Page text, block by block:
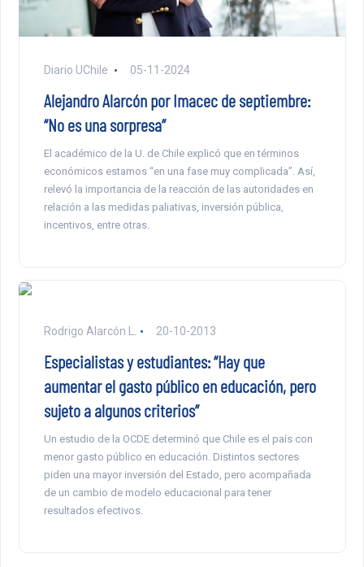
Diario UChile 05-11-2024
Alejandro Alarcón por Imacec de septiembre:
“No es una sorpresa”
El académico de la U. de Chile explicó que en términos
económicos estamos “en una fase muy complicada”. Así,
relevó la importancia de la reacción de las autoridades en
relación a las medidas paliativas, inversión pública,
incentivos, entre otras.
Rodrigo Alarcón L. 20-10-2013
Especialistas y estudiantes: “Hay que
aumentar el gasto público en educación, pero
sujeto a algunos criterios”
Un estudio de la OCDE determinó que Chile es el país con
menor gasto público en educación. Distintos sectores
piden una mayor inversión del Estado, pero acompañada
de un cambio de modelo educacional para tener
resultados efectivos.